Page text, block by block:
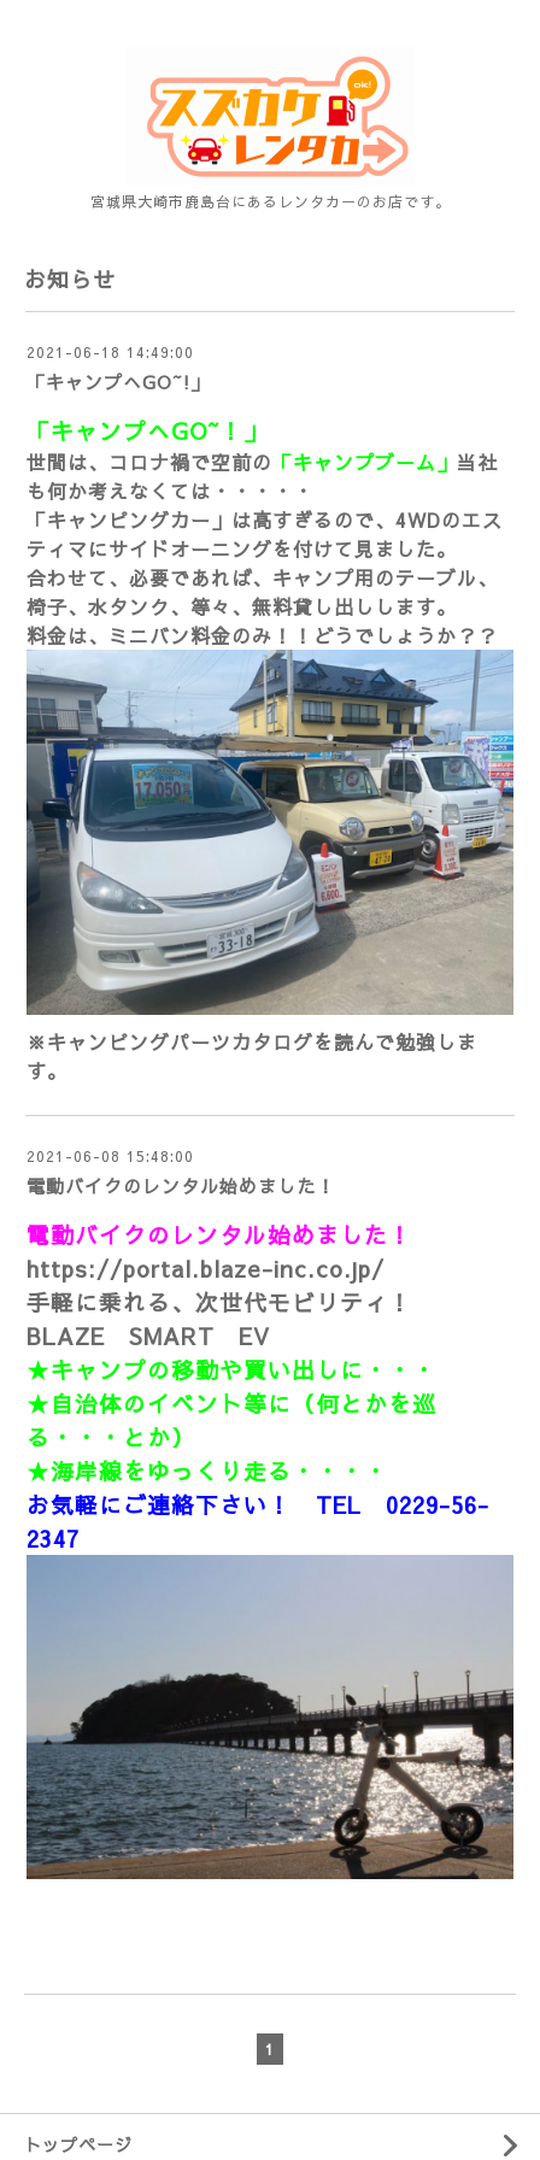
宮城県大崎市鹿島台にあるレンタカーのお店です。
お知らせ
2021-06-18 14:49:00
「キャンプへGO~!」
「キャンプへGO~！」
世間は、コロナ禍で空前の 「キャンプブーム」 当社
も何か考えなくては・・・・・
「キャンピングカー」は高すぎるので、4WDのエス
ティマにサイドオーニングを付けて見ました。
合わせて、必要であれば、キャンプ用のテーブル、
椅子、水タンク、等々、無料貸し出しします。
料金は、ミニバン料金のみ！！どうでしょうか？？
※キャンピングパーツカタログを読んで勉強しま
す。
2021-06-08 15:48:00
電動バイクのレンタル始めました！
電動バイクのレンタル始めました！
https://portal.blaze-inc.co.jp/
手軽に乗れる、次世代モビリティ！
BLAZE SMART EV
★キャンプの移動や買い出しに・・・
★自治体のイベント等に（何とかを巡
る・・・とか）
★海岸線をゆっくり走る・・・・
お気軽にご連絡下さい！ TEL 0229-56-
2347
1
トップページ